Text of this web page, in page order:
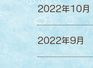
2022年10月
2022年9月